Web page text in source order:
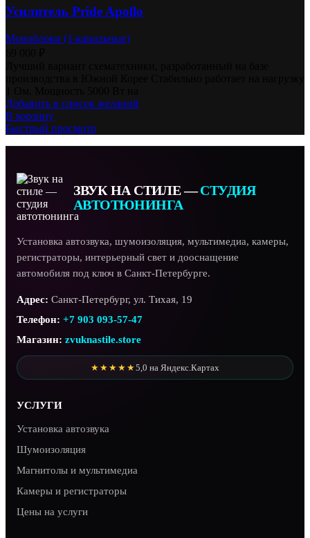
Усилитель Pride Apollo
Моноблоки (1-канальные)
Добавить в список желаний
В корзину
Быстрый просмотр
ЗВУК НА СТИЛЕ —СТУДИЯ
АВТОТЮНИНГА
Установка автозвука, шумоизоляция, мультимедиа, камеры,
регистраторы, интерьерный свет и дооснащение
автомобиля под ключ в Санкт-Петербурге.
Адрес: Санкт-Петербург, ул. Тихая, 19
Телефон: +7 903 093-57-47
Магазин: zvuknastile.store
★★★★★5,0 на Яндекс.Картах
УСЛУГИ
Установка автозвука
Шумоизоляция
Магнитолы и мультимедиа
Камеры и регистраторы
Цены на услуги